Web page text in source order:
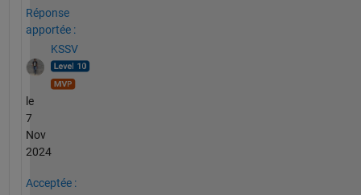
Réponse
apportée :
KSSV
le
7
Nov
2024
Acceptée :